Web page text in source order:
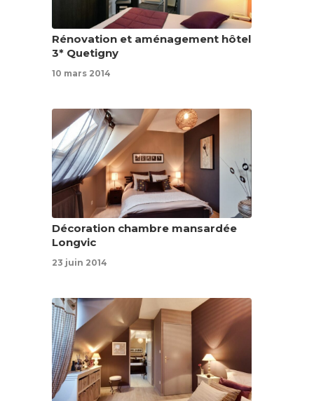
Rénovation et aménagement hôtel
3* Quetigny
10 mars 2014
Décoration chambre mansardée
Longvic
23 juin 2014